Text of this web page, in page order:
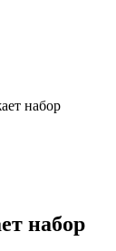
набор
набор